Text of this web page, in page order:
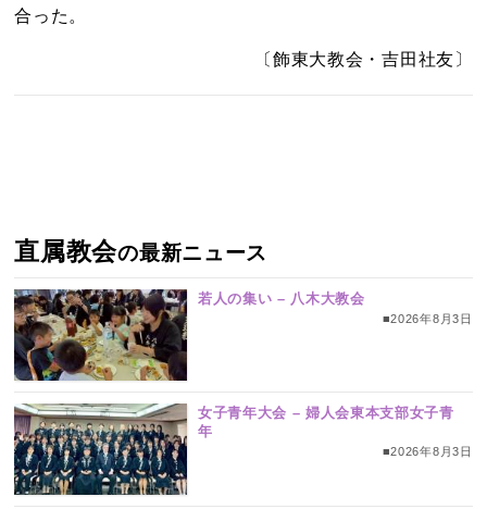
合った。
〔飾東大教会・吉田社友〕
直属教会の最新ニュース
若人の集い – 八木大教会
■2026年8月3日
女子青年大会 – 婦人会東本支部女子青
年
■2026年8月3日